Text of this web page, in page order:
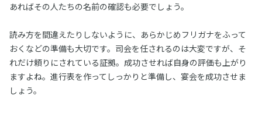
あればその人たちの名前の確認も必要でしょう。
読み方を間違えたりしないように、あらかじめフリガナをふって
おくなどの準備も大切です。司会を任されるのは大変ですが、そ
れだけ頼りにされている証拠。成功させれば自身の評価も上がり
ますよね。進行表を作ってしっかりと準備し、宴会を成功させま
しょう。